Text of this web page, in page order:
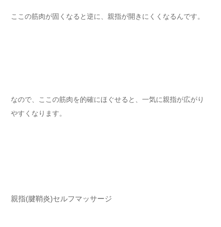
ここの筋肉が固くなると逆に、親指が開きにくくなるんです。
なので、ここの筋肉を的確にほぐせると、一気に親指が広がり
やすくなります。
親指(腱鞘炎)セルフマッサージ